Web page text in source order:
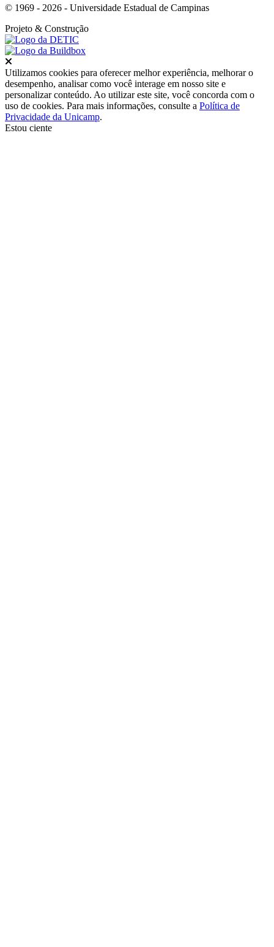
© 1969 - 2026 - Universidade Estadual de Campinas
Projeto & Construção
Utilizamos cookies para oferecer melhor experiência, melhorar o
desempenho, analisar como você interage em nosso site e
personalizar conteúdo. Ao utilizar este site, você concorda com o
uso de cookies. Para mais informações, consulte a Política de
Privacidade da Unicamp.
Estou ciente